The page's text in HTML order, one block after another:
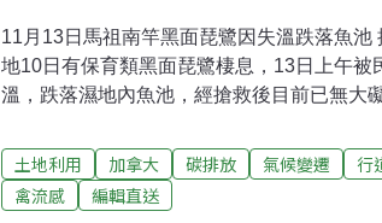
11月13日馬祖南竿黑面琵鷺因失溫跌落魚池
地10日有保育類黑面琵鷺棲息，13日上午被
溫，跌落濕地內魚池，經搶救後目前已無大
出現在南竿十分罕見，應受颱風影響到此棲
樹傾斜監測系統上路 首波20處高市工務局試
智慧科技和數據分析，對樹木進行全天候風
土地利用 加拿大 碳排放 氣候變遷 行
禽流感
編輯直送